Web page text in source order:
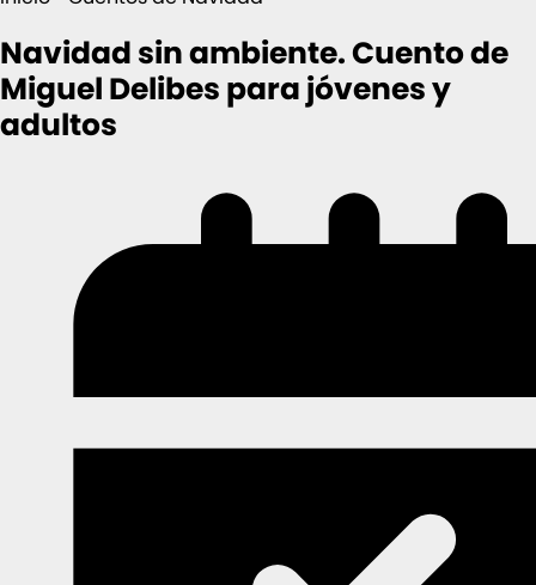
Navidad sin ambiente. Cuento de
Miguel Delibes para jóvenes y
adultos